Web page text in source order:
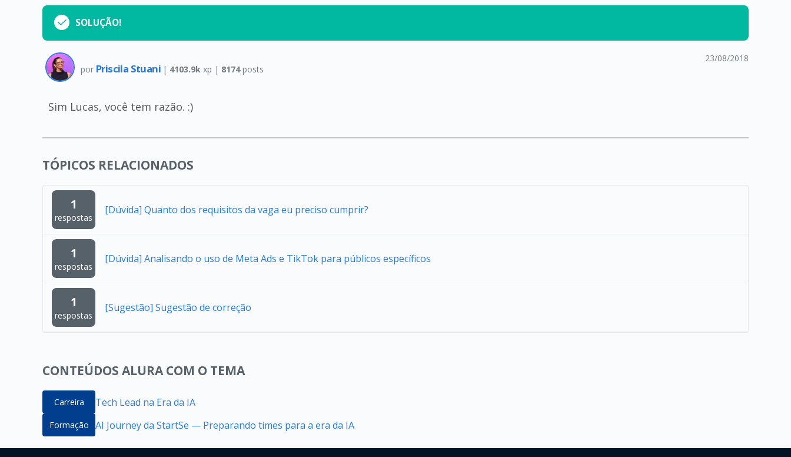
SOLUÇÃO!
por Priscila Stuani | 4103.9k xp | 8174posts
23/08/2018
Sim Lucas, você tem razão. :)
TÓPICOS RELACIONADOS
1
respostas
[Dúvida] Quanto dos requisitos da vaga eu preciso cumprir?
1
respostas
[Dúvida] Analisando o uso de Meta Ads e TikTok para públicos específicos
1
respostas
[Sugestão] Sugestão de correção
CONTEÚDOS ALURA COM O TEMA
Carreira Tech Lead na Era da IA
Formação AI Journey da StartSe — Preparando times para a era da IA